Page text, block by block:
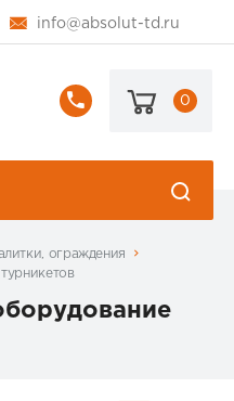
info@absolut-td.ru
+7
178-
0
ограждения